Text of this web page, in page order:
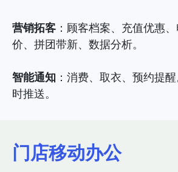
营销拓客 ：顾客档案、充值优惠
价、拼团带新、数据分析。
智能通知 ：消费、取衣、预约提
时推送。
门店移动办公